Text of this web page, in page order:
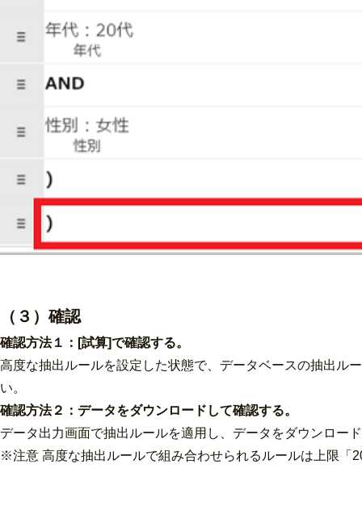
（３）確認
確認方法１：[試算]で確認する。
高度な抽出ルールを設定した状態で、データベースの抽出ル
い。
確認方法２：データをダウンロードして確認する。
データ出力画面で抽出ルールを適用し、データをダウンロー
※注意 高度な抽出ルールで組み合わせられるルールは上限「